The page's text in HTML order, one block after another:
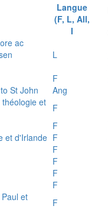
Langue
(F, L, All,
I
ac
L
F
St John
Ang
et F
F
et d'Irlande F
F
F
F
F
et
F